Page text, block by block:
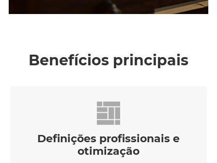
Benefícios principais
Definições profissionais e
otimização